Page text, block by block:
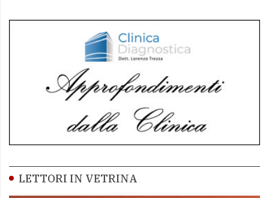
LETTORI IN VETRINA